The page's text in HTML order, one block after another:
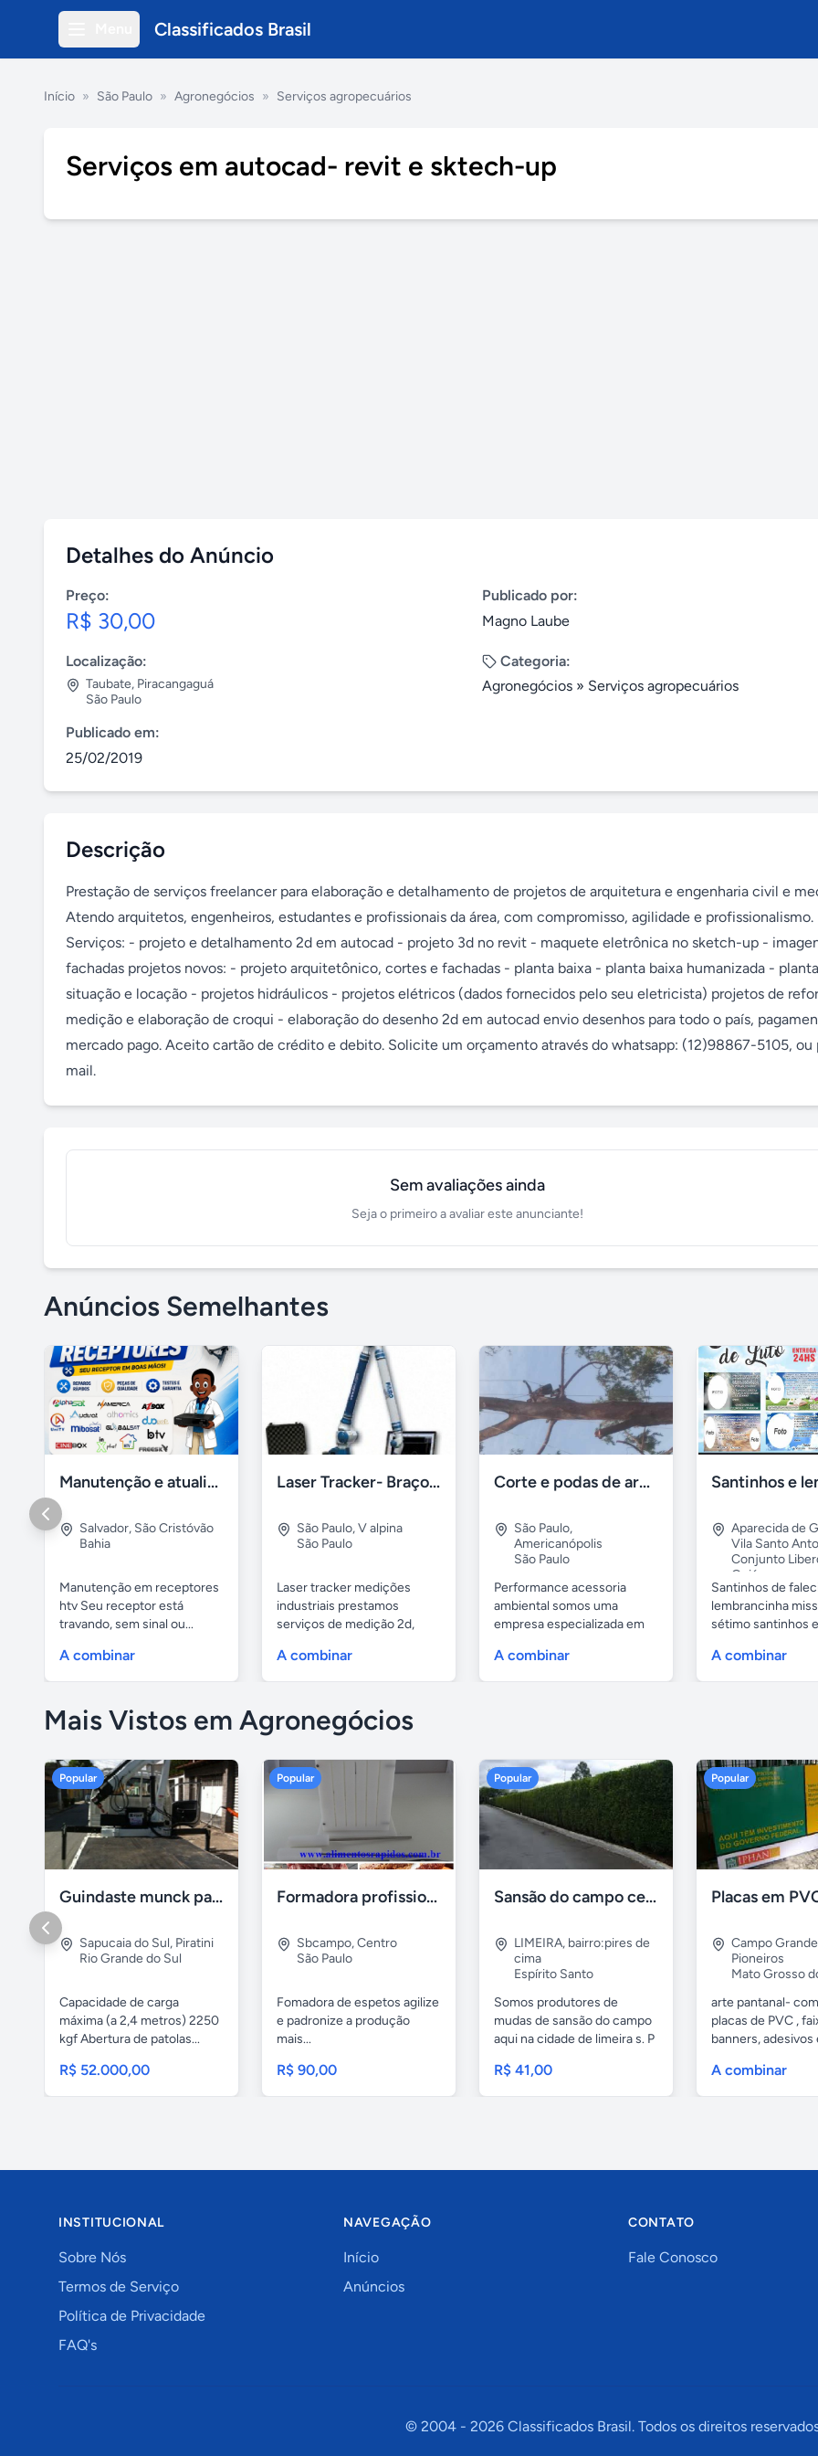
Classificados Brasil
Início » São Paulo » Agronegócios » Serviços agropecuários
Serviços em autocad- revit e sktech-up
Detalhes do Anúncio
Preço:
R$ 30,00
Publicado por:
Magno Laube
Localização:
Taubate, Piracangaguá
São Paulo
Categoria:
Agronegócios » Serviços agropecuários
Publicado em:
25/02/2019
Descrição
Prestação de serviços freelancer para elaboração e detalhamento de projetos de arquitetura e engenharia civil e
Atendo arquitetos, engenheiros, estudantes e profissionais da área, com compromisso, agilidade e profissionalismo.
Serviços: - projeto e detalhamento 2d em autocad - projeto 3d no revit - maquete eletrônica no sketch-up -
fachadas projetos novos: - projeto arquitetônico, cortes e fachadas - planta baixa - planta baixa humanizada -
situação e locação - projetos hidráulicos - projetos elétricos (dados fornecidos pelo seu eletricista) projetos de
medição e elaboração de croqui - elaboração do desenho 2d em autocad envio desenhos para todo o país,
mercado pago. Aceito cartão de crédito e debito. Solicite um orçamento através do whatsapp: (12)98867-5105, ou
mail.
Sem avaliações ainda
Seja o primeiro a avaliar este anunciante!
Anúncios Semelhantes
Manutenção e atualização em receptores Htv em Salvador Ba
Salvador, São Cristóvão
Bahia
Manutenção em receptores
htv Seu receptor está
travando, sem sinal ou...
A combinar
Laser Tracker- Braço Faro Medição 2D 3D Tridimensional
São Paulo,V alpina
São Paulo
Laser tracker medições
industriais prestamos
serviços de medição 2d,
A combinar
Corte e podas de arvores
São Paulo,
Americanópolis
São Paulo
Performance acessoria
ambiental somos uma
empresa especializada em
A combinar
Aparecida de
Vila Santo
Conjunto
Goiás
Santinhos de
lembrancinha
sétimo santinhos
A combinar
Mais Vistos em Agronegócios
Popular
Guindaste munck para 2 toneladas
Sapucaia do Sul, Piratini
Rio Grande do Sul
Capacidade de carga
máxima (a 2,4 metros) 2250
kgf Abertura de patolas...
R$ 52.000,00
Popular
Formadora profissional carne
Sbcampo,Centro
São Paulo
Fomadora de espetos agilize
e padronize a produção
mais...
R$ 90,00
Popular
Sansão do campo cerca viva por 0,65 á muda
LIMEIRA, bairro:pires de
cima
Espírito Santo
Somos produtores de
mudas de sansão do campo
aqui na cidade de limeira s. P
R$ 41,00
Popular
Campo Grande
Pioneiros
Mato Grosso
arte pantanal-
placas de PVC ,
banners, adesivos
A combinar
INSTITUCIONAL
Sobre Nós
Termos de Serviço
Política de Privacidade
FAQ's
NAVEGAÇÃO
Início
Anúncios
CONTATO
Fale Conosco
© 2004 - 2026Classificados Brasil. Todos os direitos